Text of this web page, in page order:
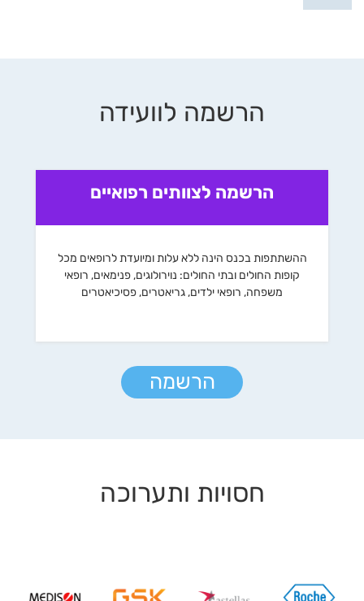
הרשמה לוועידה
הרשמה לצוותים רפואיים
ההשתתפות בכנס הינה ללא עלות ומיועדת לרופאים מכל
קופות החולים ובתי החולים: נוירולוגים, פנימאים, רופאי
משפחה, רופאי ילדים, גריאטרים, פסיכיאטרים
הרשמה
חסויות ותערוכה